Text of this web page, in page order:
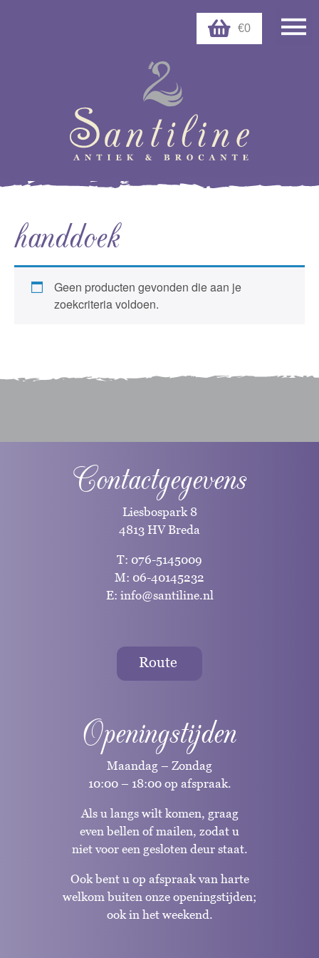
€0
handdoek
Geen producten gevonden die aan je
zoekcriteria voldoen.
Contactgegevens
Liesbospark 8
4813 HV Breda
T: 076-5145009
M: 06-40145232
E: info@santiline.nl
Route
Openingstijden
Maandag – Zondag
10:00 – 18:00 op afspraak.
Als u langs wilt komen, graag
even bellen of mailen, zodat u
niet voor een gesloten deur staat.
Ook bent u op afspraak van harte
welkom buiten onze openingstijden;
ook in het weekend.